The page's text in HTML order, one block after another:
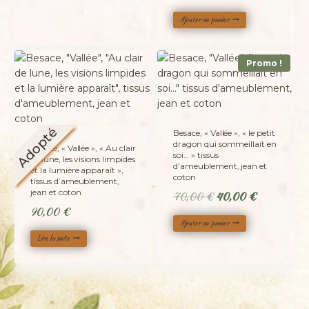
prix
initial
75,00 €.45,00 €.
Ajouter au panier
Adopté
Besace, « Vallée », « Au clair
de lune, les visions limpides
et la lumière apparaît »,
tissus d’ameublement,
jean et coton
90,00 €
Lire la suite
Promo !
Besace, « Vallée », « le petit
dragon qui sommeillait en
soi… » tissus
d’ameublement, jean et
coton
70,00€ Le
prix
initial
40,00€Le
Ajouter au panier